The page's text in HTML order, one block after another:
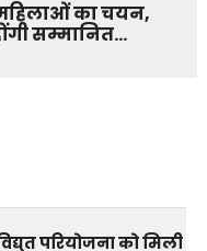
महिलाओं का चयन,
सम्मानित…
परियोजना को मिली